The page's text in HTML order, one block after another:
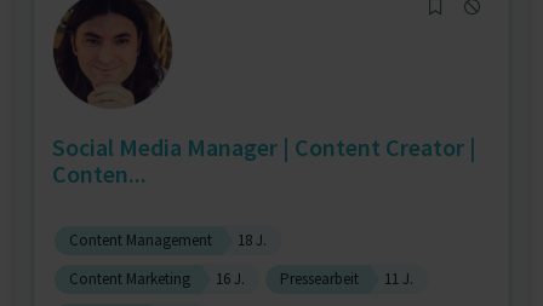
Social Media Manager | Content Creator |
Conten...
Content Management
18 J.
Content Marketing
16 J. Pressearbeit
11 J.